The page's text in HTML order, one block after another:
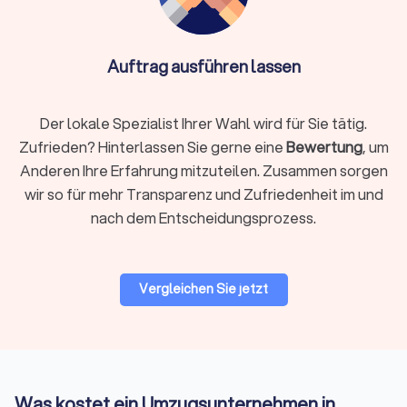
Verpackungsmaterial: stabile Kartons, Kleiderboxen,
Schutzfolien, Matratzenhüllen
spezialisierte Reinigungsfirma ebenfalls die
Endreinigung durchführen. Bei engen Terminen,
vielen empfindlichen Gegenständen, hohen Etagen,
eingeschränkten Parkmöglichkeiten oder
beruflicher Belastung empfiehlt sich ein
Auftrag ausführen lassen
Der lokale Spezialist Ihrer Wahl wird für Sie tätig.
Zufrieden? Hinterlassen Sie gerne eineBewertung, um
Anderen Ihre Erfahrung mitzuteilen. Zusammen sorgen
wir so für mehr Transparenz und Zufriedenheit im und
nach dem Entscheidungsprozess.
Vergleichen Sie jetzt